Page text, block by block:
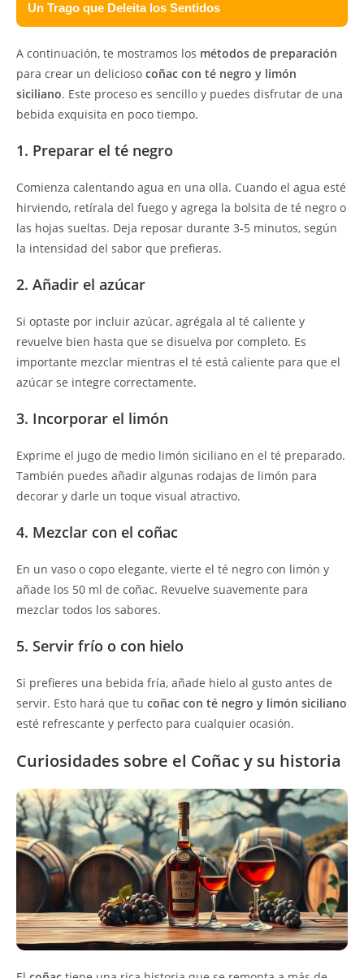
Un Trago que Deleita los Sentidos
A continuación, te mostramos los métodos de preparación
para crear un delicioso coñac con té negro y limón
siciliano. Este proceso es sencillo y puedes disfrutar de una
bebida exquisita en poco tiempo.
1. Preparar el té negro
Comienza calentando agua en una olla. Cuando el agua esté
hirviendo, retírala del fuego y agrega la bolsita de té negro o
las hojas sueltas. Deja reposar durante 3-5 minutos, según
la intensidad del sabor que prefieras.
2. Añadir el azúcar
Si optaste por incluir azúcar, agrégala al té caliente y
revuelve bien hasta que se disuelva por completo. Es
importante mezclar mientras el té está caliente para que el
azúcar se integre correctamente.
3. Incorporar el limón
Exprime el jugo de medio limón siciliano en el té preparado.
También puedes añadir algunas rodajas de limón para
decorar y darle un toque visual atractivo.
4. Mezclar con el coñac
En un vaso o copo elegante, vierte el té negro con limón y
añade los 50 ml de coñac. Revuelve suavemente para
mezclar todos los sabores.
5. Servir frío o con hielo
Si prefieres una bebida fría, añade hielo al gusto antes de
servir. Esto hará que tu coñac con té negro y limón siciliano
esté refrescante y perfecto para cualquier ocasión.
Curiosidades sobre el Coñac y su historia